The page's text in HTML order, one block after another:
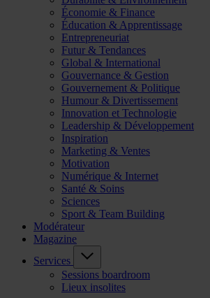
Économie & Finance
Éducation & Apprentissage
Entrepreneuriat
Futur & Tendances
Global & International
Gouvernance & Gestion
Gouvernement & Politique
Humour & Divertissement
Innovation et Technologie
Leadership & Développement
Inspiration
Marketing & Ventes
Motivation
Numérique & Internet
Santé & Soins
Sciences
Sport & Team Building
Modérateur
Magazine
Services
Sessions boardroom
Lieux insolites